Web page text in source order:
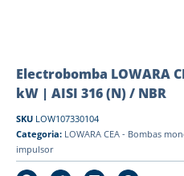
Electrobomba LOWARA
kW | AISI 316 (N) / NBR
SKU LOW107330104
Categoria: LOWARA CEA - Bombas
impulsor